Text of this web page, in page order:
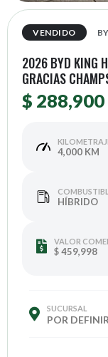
VENDIDO
2026 BYD KING
GRACIAS
$ 288,900
4,000 KM
HÍBRIDO
VALOR
$ 459,998
SUCURSAL
POR DEFINIR